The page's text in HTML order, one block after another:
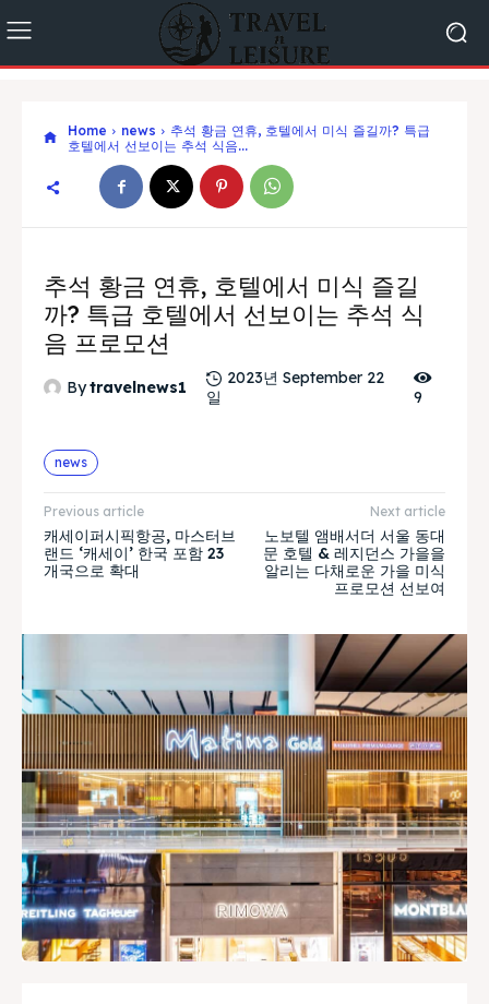
Home news
추석 황금 연휴, 호텔에서 미식 즐길까? 특급
호텔에서 선보이는 추석 식음...
추석 황금 연휴, 호텔에서 미식 즐길
까? 특급 호텔에서 선보이는 추석 식
음 프로모션
Bytravelnews1
2023년 September 22
일
9
news
Previous article
캐세이퍼시픽항공, 마스터브
랜드 ‘캐세이’ 한국 포함 23
개국으로 확대
Next article
노보텔 앰배서더 서울 동대
문 호텔 & 레지던스 가을을
알리는 다채로운 가을 미식
프로모션 선보여